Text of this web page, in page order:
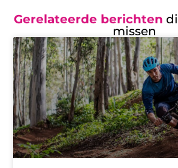
Gerelateerde berichten
missen